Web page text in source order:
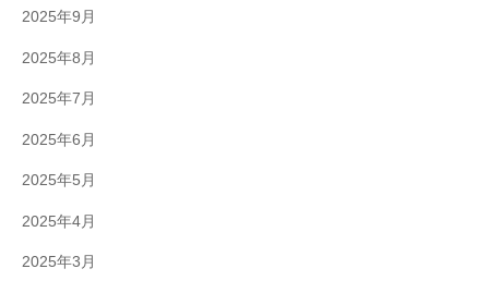
2025年9月
2025年8月
2025年7月
2025年6月
2025年5月
2025年4月
2025年3月